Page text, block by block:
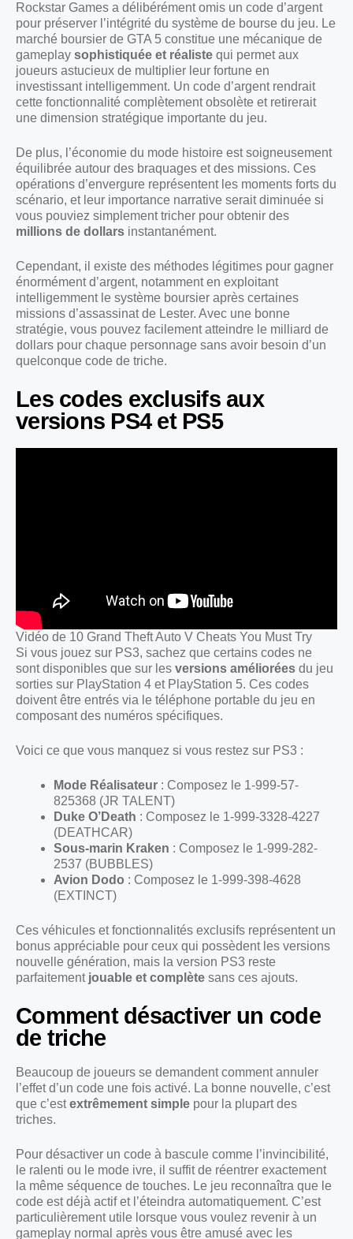
Rockstar Games a délibérément omis un code d’argent
pour préserver l’intégrité du système de bourse du jeu. Le
marché boursier de GTA 5 constitue une mécanique de
gameplay sophistiquée et réaliste qui permet aux
joueurs astucieux de multiplier leur fortune en
investissant intelligemment. Un code d’argent rendrait
cette fonctionnalité complètement obsolète et retirerait
une dimension stratégique importante du jeu.
De plus, l’économie du mode histoire est soigneusement
équilibrée autour des braquages et des missions. Ces
opérations d’envergure représentent les moments forts du
scénario, et leur importance narrative serait diminuée si
vous pouviez simplement tricher pour obtenir des
millions de dollars instantanément.
Cependant, il existe des méthodes légitimes pour gagner
énormément d’argent, notamment en exploitant
intelligemment le système boursier après certaines
missions d’assassinat de Lester. Avec une bonne
stratégie, vous pouvez facilement atteindre le milliard de
dollars pour chaque personnage sans avoir besoin d’un
quelconque code de triche.
Les codes exclusifs aux
versions PS4 et PS5
Vidéo de 10 Grand Theft Auto V Cheats You Must Try
Si vous jouez sur PS3, sachez que certains codes ne
sont disponibles que sur les versions améliorées du jeu
sorties sur PlayStation 4 et PlayStation 5. Ces codes
doivent être entrés via le téléphone portable du jeu en
composant des numéros spécifiques.
Voici ce que vous manquez si vous restez sur PS3 :
Mode Réalisateur : Composez le 1-999-57-
825368 (JR TALENT)
Duke O’Death : Composez le 1-999-3328-4227
(DEATHCAR)
Sous-marin Kraken : Composez le 1-999-282-
2537 (BUBBLES)
Avion Dodo : Composez le 1-999-398-4628
(EXTINCT)
Ces véhicules et fonctionnalités exclusifs représentent un
bonus appréciable pour ceux qui possèdent les versions
nouvelle génération, mais la version PS3 reste
parfaitement jouable et complète sans ces ajouts.
Comment désactiver un code
de triche
Beaucoup de joueurs se demandent comment annuler
l’effet d’un code une fois activé. La bonne nouvelle, c’est
que c’estextrêmement simple pour la plupart des
triches.
Pour désactiver un code à bascule comme l’invincibilité,
le ralenti ou le mode ivre, il suffit de réentrer exactement
la même séquence de touches. Le jeu reconnaîtra que le
code est déjà actif et l’éteindra automatiquement. C’est
particulièrement utile lorsque vous voulez revenir à un
gameplay normal après vous être amusé avec les